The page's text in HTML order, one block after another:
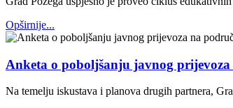
Opširnije...
Anketa o poboljšanju javnog
Na temelju iskustava i planova drugih partnera,